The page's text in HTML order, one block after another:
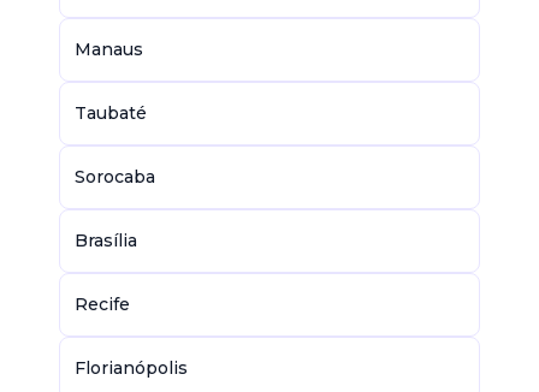
Manaus
Taubaté
Sorocaba
Brasília
Recife
Florianópolis